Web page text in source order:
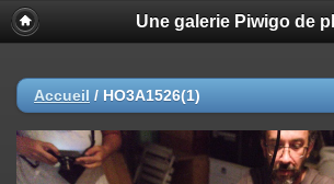
Une galerie Piwigo de
Accueil / HO3A1526(1)